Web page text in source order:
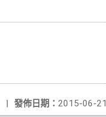
發佈日期： 2015-06-21
|